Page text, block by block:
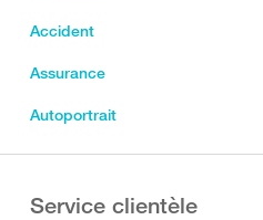
Accident
Assurance
Autoportrait
Service clientèle